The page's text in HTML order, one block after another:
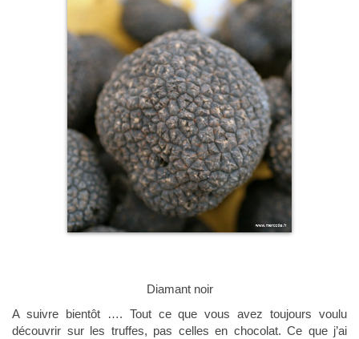
Diamant noir
A suivre bientôt …. Tout ce que vous avez toujours voulu
découvrir sur les truffes, pas celles en chocolat. Ce que j’ai